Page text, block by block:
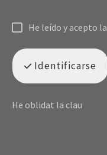
He leído y acepto la
Identificarse
He oblidat la clau